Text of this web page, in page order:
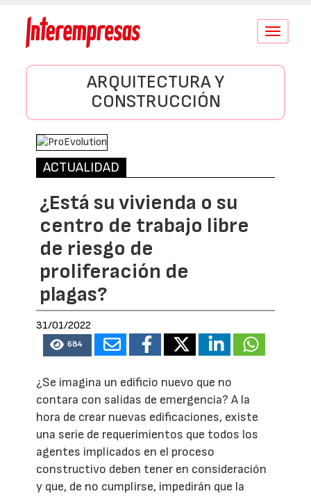
Conmutar
ARQUITECTURA Y
CONSTRUCCIÓN
ACTUALIDAD
¿Está su vivienda o su
centro de trabajo libre
de riesgo de
proliferación de
plagas?
31/01/2022
684
¿Se imagina un edificio nuevo que no
contara con salidas de emergencia? A la
hora de crear nuevas edificaciones, existe
una serie de requerimientos que todos los
agentes implicados en el proceso
constructivo deben tener en consideración
y que, de no cumplirse, impedirán que la